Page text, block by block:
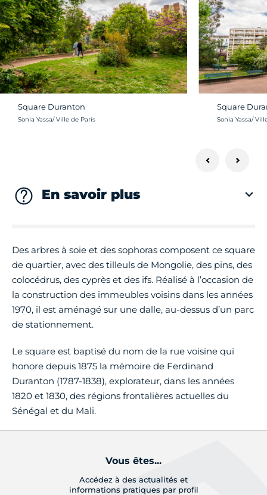
Square Duranton
Crédit photo :
Sonia Yassa/ Ville de Paris
Square
Crédit photo :
Sonia Yassa/
En savoir plus
Des arbres à soie et des sophoras composent ce square
de quartier, avec des tilleuls de Mongolie, des pins, des
colocédrus, des cyprès et des ifs. Réalisé à l’occasion de
la construction des immeubles voisins dans les années
1970, il est aménagé sur une dalle, au-dessus d’un parc
de stationnement.
Le square est baptisé du nom de la rue voisine qui
honore depuis 1875 la mémoire de Ferdinand
Duranton (1787-1838), explorateur, dans les années
1820 et 1830, des régions frontalières actuelles du
Sénégal et du Mali.
Vous êtes...
Accédez à des actualités et
informations pratiques par profil